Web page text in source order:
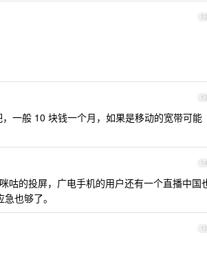
12
13
一般 10 块钱一个月，如果是移动的宽带可能
14
咕的投屏，广电手机的用户还有一个直播中国
也够了。
15